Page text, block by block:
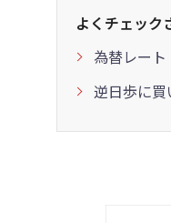
よくチェック
為替レート
逆日歩に買